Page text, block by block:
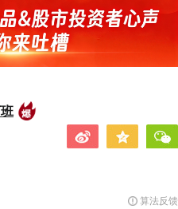
算法反馈